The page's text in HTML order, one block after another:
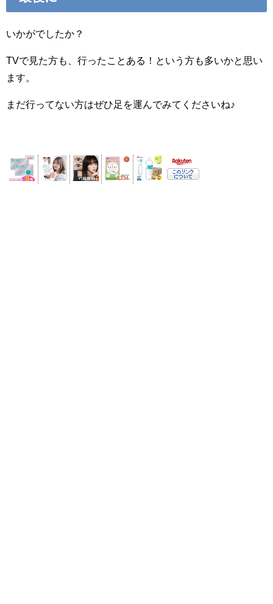
いかがでしたか？
TVで見た方も、行ったことある！という方も多いかと思い
ます。
まだ行ってない方はぜひ足を運んでみてくださいね♪